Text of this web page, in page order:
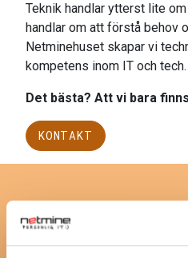
Teknik handlar ytterst lite
handlar om att förstå behov
Netminehuset skapar vi
kompetens inom IT och tech.
Det bästa? Att vi bara
KONTAKT